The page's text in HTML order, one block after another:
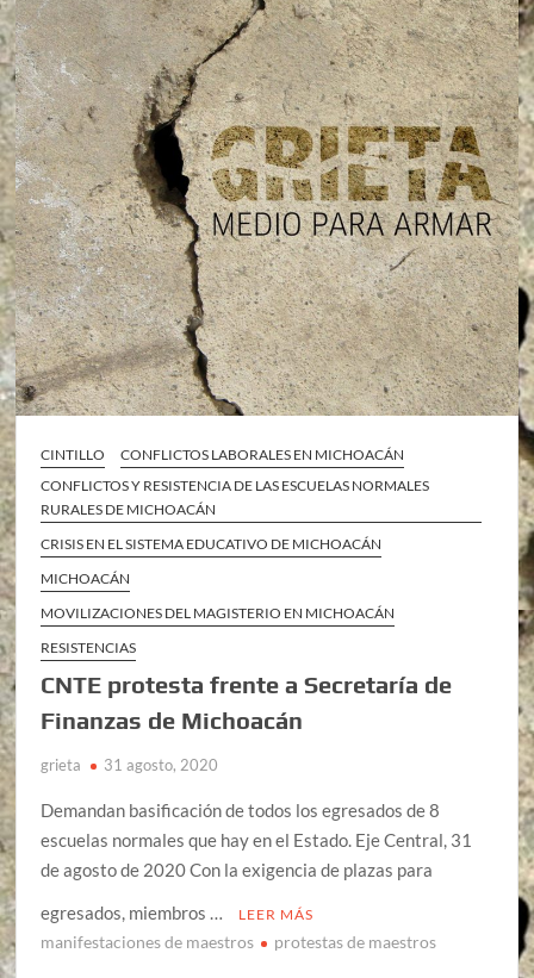
CINTILLO
CONFLICTOS LABORALES EN MICHOACÁN
CONFLICTOS Y RESISTENCIA DE LAS ESCUELAS NORMALES
RURALES DE MICHOACÁN
CRISIS EN EL SISTEMA EDUCATIVO DE MICHOACÁN
MICHOACÁN
MOVILIZACIONES DEL MAGISTERIO EN MICHOACÁN
RESISTENCIAS
CNTE protesta frente a Secretaría de
Finanzas de Michoacán
grieta 31 agosto, 2020
Demandan basificación de todos los egresados de 8
escuelas normales que hay en el Estado. Eje Central, 31
de agosto de 2020 Con la exigencia de plazas para
egresados, miembros …
LEER MÁS
manifestaciones de maestros protestas de maestros